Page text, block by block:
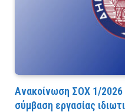
Ανακοίνωση ΣΟΧ 1/2026
σύμβαση εργασίας